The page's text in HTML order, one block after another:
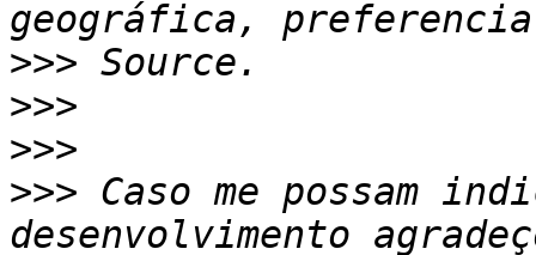
>>>
>>>
>>>
>>> Caso me possam